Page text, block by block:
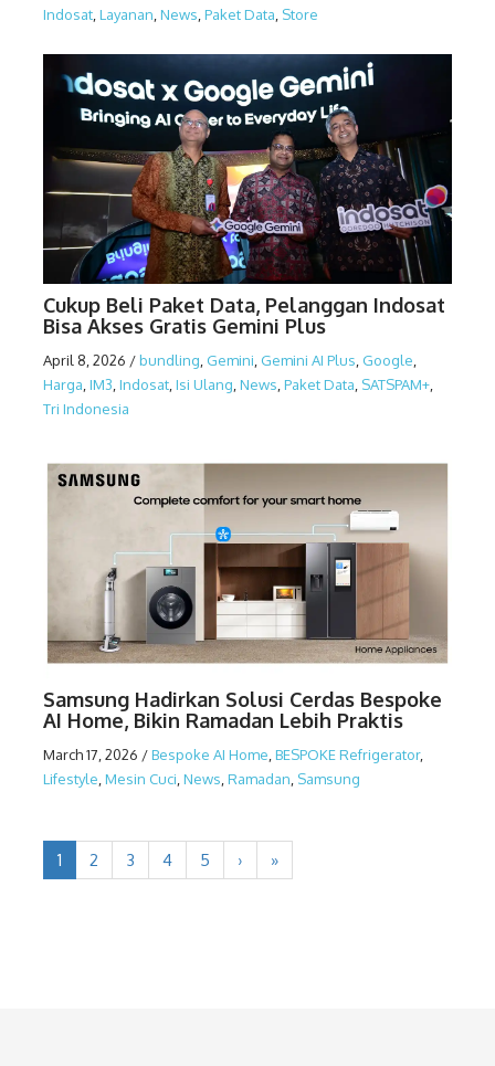
Indosat Layanan News Paket Data Store
Cukup Beli Paket Data, Pelanggan Indosat
Bisa Akses Gratis Gemini Plus
April 8, 2026 /bundling Gemini Gemini AI Plus Google
Harga IM3 Indosat Isi Ulang News Paket Data SATSPAM+
Tri Indonesia
Samsung Hadirkan Solusi Cerdas Bespoke
AI Home, Bikin Ramadan Lebih Praktis
March 17, 2026 /Bespoke AI Home BESPOKE Refrigerator,
Lifestyle Mesin Cuci News Ramadan Samsung
1 2 3 4 5 › »